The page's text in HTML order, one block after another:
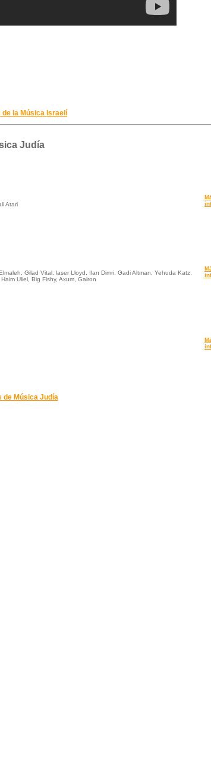
la Música Israelí
Judía
Atari
Gilad Vital, laser Lloyd, Ilan Dimri, Gadi Altman, Yehuda Katz,
Uliel, Big Fishy, Axum, Galron
de Música Judía